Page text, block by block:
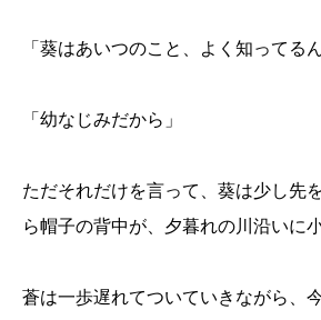
「葵はあいつのこと、よく知ってる
「幼なじみだから」
ただそれだけを言って、葵は少し先
ら帽子の背中が、夕暮れの川沿いに
蒼は一歩遅れてついていきながら、